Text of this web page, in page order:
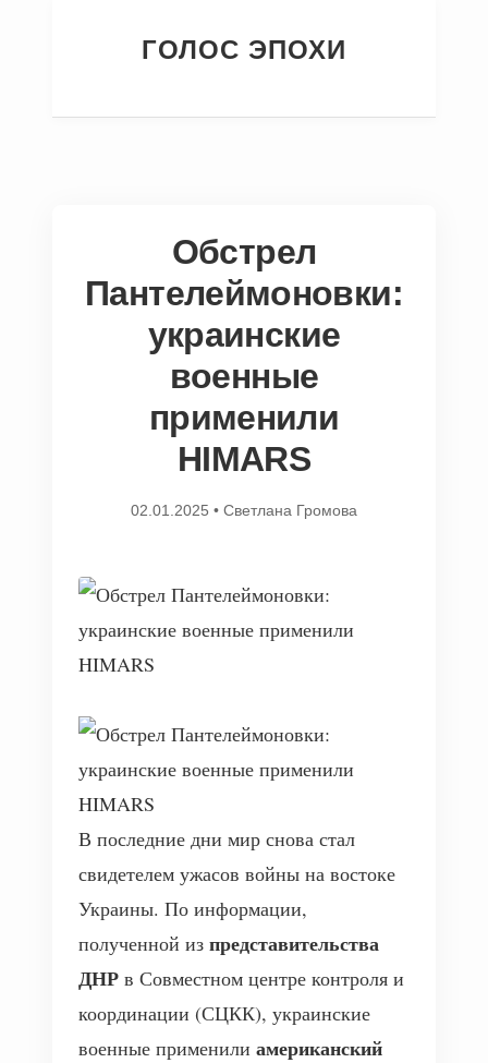
ГОЛОС ЭПОХИ
Обстрел
Пантелеймоновки:
украинские
военные
применили
HIMARS
02.01.2025 • Светлана Громова
В последние дни мир снова стал
свидетелем ужасов войны на востоке
Украины. По информации,
полученной из представительства
ДНР в Совместном центре контроля и
координации (СЦКК), украинские
военные применили американский